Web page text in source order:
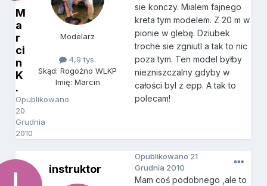
M
a
r
ci
n
K
.
Opublikowano
20
Grudnia
2010
Modelarz
4,9 tys.
Skąd: Rogoźno WLKP
Imię: Marcin
sie konczy. Mialem fajnego
kreta tym modelem. Z 20 m w
pionie w glebę. Dziubek
troche sie zgniutl a tak to nic
poza tym. Ten model byłby
niezniszczalny gdyby w
całości byl z epp. A tak to
polecam!
instruktor
Opublikowano 21
Grudnia 2010
Mam coś podobnego ,ale to